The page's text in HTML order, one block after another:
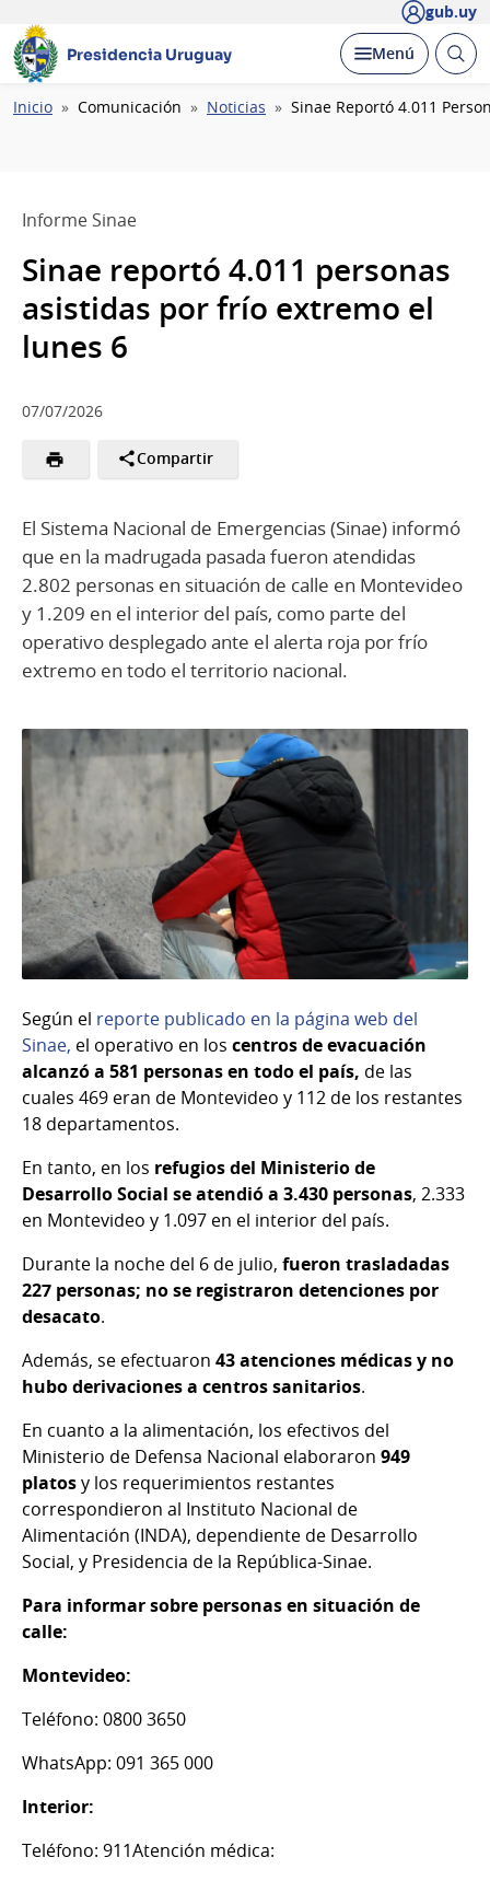
gub.uy
Presidencia Uruguay Desplegar
Menú Abrir
Ruta
Inicio Comunicación Noticias Sinae Reportó 4.011
Informe Sinae
Sinae reportó 4.011 personas
asistidas por frío extremo el
lunes 6
07/07/2026
Compartir
El Sistema Nacional de Emergencias (Sinae) informó
que en la madrugada pasada fueron atendidas
2.802 personas en situación de calle en Montevideo
y 1.209 en el interior del país, como parte del
operativo desplegado ante el alerta roja por frío
extremo en todo el territorio nacional.
Según el reporte publicado en la página web del
Sinae, el operativo en los centros de evacuación
alcanzó a 581 personas en todo el país, de las
cuales 469 eran de Montevideo y 112 de los restantes
18 departamentos.
En tanto, en los refugios del Ministerio de
Desarrollo Social se atendió a 3.430 personas, 2.333
en Montevideo y 1.097 en el interior del país.
Durante la noche del 6 de julio, fueron trasladadas
227 personas; nose registraron detenciones por
desacato.
Además, se efectuaron 43 atenciones médicas y no
hubo derivaciones a centros sanitarios.
En cuanto a la alimentación, los efectivos del
Ministerio de Defensa Nacional elaboraron 949
platosy los requerimientos restantes
correspondieron al Instituto Nacional de
Alimentación (INDA), dependiente de Desarrollo
Social, y Presidencia de la República-Sinae.
Para informar sobre personas en situación de
calle:
Montevideo:
Teléfono: 0800 3650
WhatsApp: 091 365 000
Interior:
Teléfono: 911Atención médica: